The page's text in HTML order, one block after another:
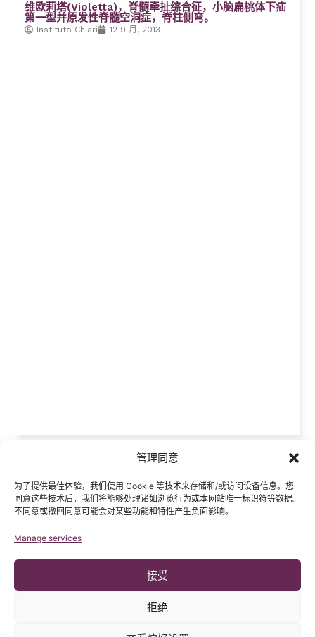
管理同意
为了提供最佳体验，我们使用 Cookie 等技术来存储和/或访问设备信息。您
同意这些技术后，我们将能够处理诸如浏览行为或本网站唯一标识符等数据。
不同意或撤回同意可能会对某些功能和特性产生负面影响。
Manage services
接受
拒绝
维欧莉塔(Violetta)，脊髓牵扯综合征，小脑扁桃体下疝
第一型并原发性脊髓空洞症，脊柱侧弯。
Instituto Chiari 12 9 月, 2013